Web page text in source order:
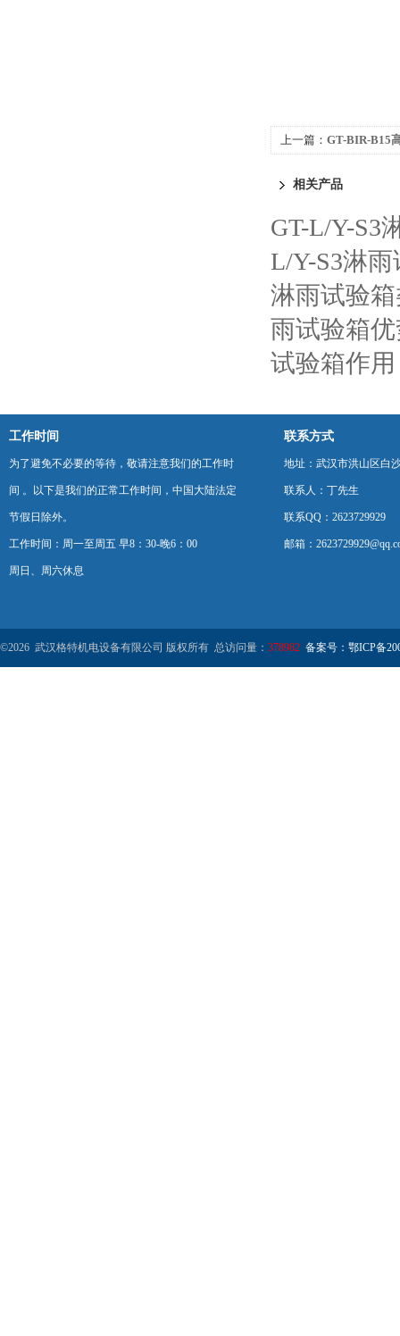
上一篇： GT-BIR-B15
相关产品
GT-L/Y-S3
L/Y-S3淋
淋雨试验
雨试验箱
试验箱作用
工作时间
为了避免不必要的等待，敬请注意我们的工作时
间 。以下是我们的正常工作时间，中国大陆法定
节假日除外。
工作时间：周一至周五 早8：30-晚6：00
周日、周六休息
联系方式
地址：武汉市洪山区白
联系人：丁先生
联系QQ：2623729929
邮箱：
©2026 武汉格特机电设备有限公司 版权所有 总访问量： 378982 备案号：鄂ICP备